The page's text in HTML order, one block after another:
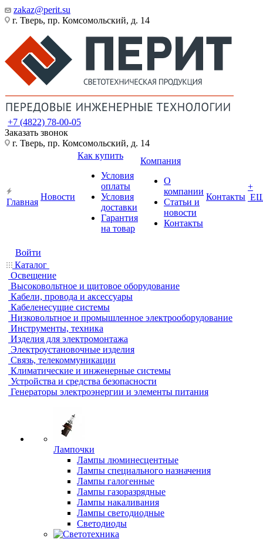
zakaz@perit.su
г. Тверь, пр. Комсомольский, д. 14
+7 (4822) 78-00-05
Заказать звонок
г. Тверь, пр. Комсомольский, д. 14
Главная
Новости
Как купить
Условия
оплаты
Условия
доставки
Гарантия
на товар
Компания
О
компании
Статьи и
новости
Контакты
Контакты
+
Войти
Каталог
Освещение
Высоковольтное и щитовое оборудование
Кабели, провода и аксессуары
Кабеленесущие системы
Низковольтное и промышленное электрооборудование
Инструменты, техника
Изделия для электромонтажа
Электроустановочные изделия
Связь, телекоммуникации
Климатические и инженерные системы
Устройства и средства безопасности
Генераторы электроэнергии и элементы питания
Лампочки
Лампы люминесцентные
Лампы специального назначения
Лампы галогенные
Лампы газоразрядные
Лампы накаливания
Лампы светодиодные
Светодиоды